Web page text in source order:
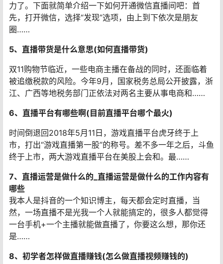
力了。下面就简单介绍一下如何开通微信直播间吧：首
先，打开微信，选择“发现”选项，由上到下依次是朋友
圈……
5、直播带货是什么意思(如何直播带货)
双11购物节临近，一些电商主播在备战的同时，还面临着
被追缴税款的风险。今年9月，国家税务总局公开披露，浙
江、广西等地税务部门正依法对两名主要从事电商和……
6、直播平台有哪些啊(目前直播平台哪个最火)
时间倒退回2018年5月11日，游戏直播平台虎牙终于上
市，打出“游戏直播第一股”的称号。差不多一年之后，斗鱼
终于上市，两大游戏直播平台在美股上会和。最……
7、直播运营是做什么的_直播运营是做什么的工作内容有
哪些
我本人是抖音的一个知识博主，每天都会定时直播，当
然，一场直播不是光我一个人就能搞定的，很多人都觉得
一台手机+一个主播就能做直播了，你要这么想，那你还
是……
8、初学者怎样做直播赚钱(怎么做直播视频赚钱的)